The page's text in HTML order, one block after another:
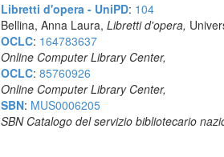
Libretti d'opera - UniPD: 104
Bellina, Anna Laura, Libretti d'opera,
OCLC: 164783637
Online Computer Library Center,
OCLC: 85760926
Online Computer Library Center,
SBN: MUS0006205
SBN Catalogo del servizio bibliotecario